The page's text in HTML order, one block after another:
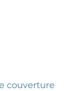
couverture